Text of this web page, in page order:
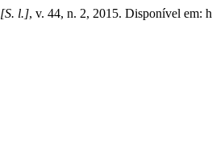
[S. l.], v. 44, n. 2, 2015. Disponível em: